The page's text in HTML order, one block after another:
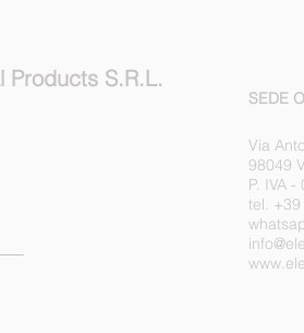
Products S.R.L.
SEDE
Via
98049
P. IVA
tel.